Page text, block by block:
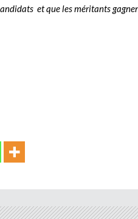
et que les méritants